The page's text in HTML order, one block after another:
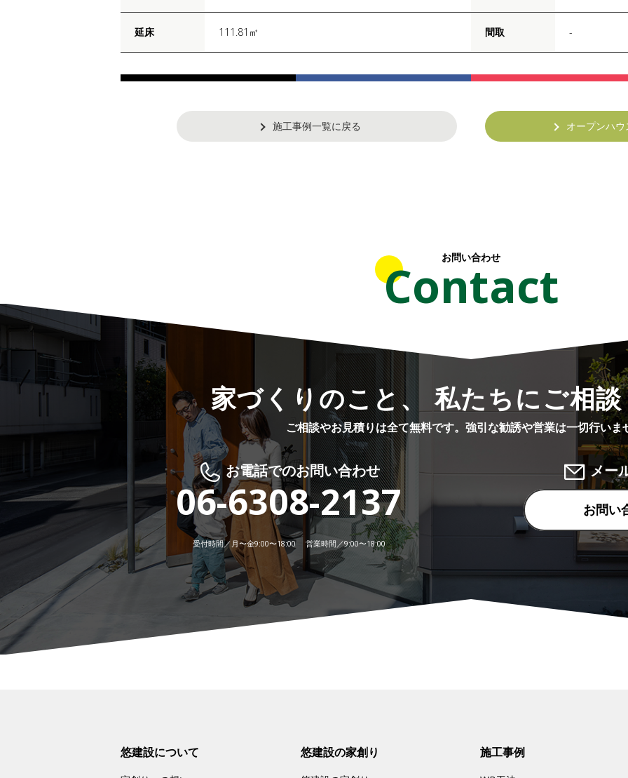
延床 111.81㎡ 間取 -
施工事例一覧に戻る オープンハウ
お問い合わせ
Contact
家づくりのこと、 私たちにご相
ご相談やお見積りは全て無料です。 強引な勧誘や営業は一切行いま
お電話でのお問い合わせ
06-6308-2137
受付時間／月〜金9:00〜18:00 営業時間／9:00〜18:00
メー
お問い
悠建設について 悠建設の家創り 施工事例